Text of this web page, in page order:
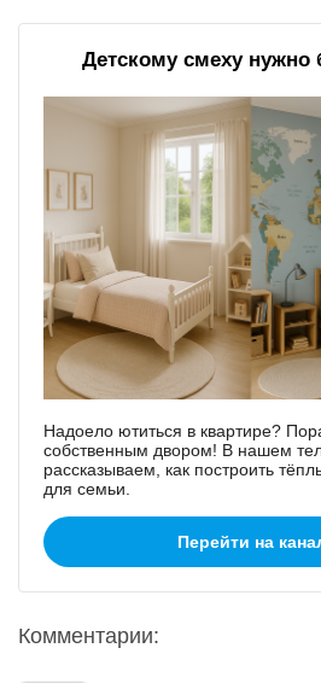
Детскому смеху нужно
Надоело ютиться в квартире?
собственным двором! В нашем
рассказываем, как построить
для семьи.
Перейти на
Комментарии: